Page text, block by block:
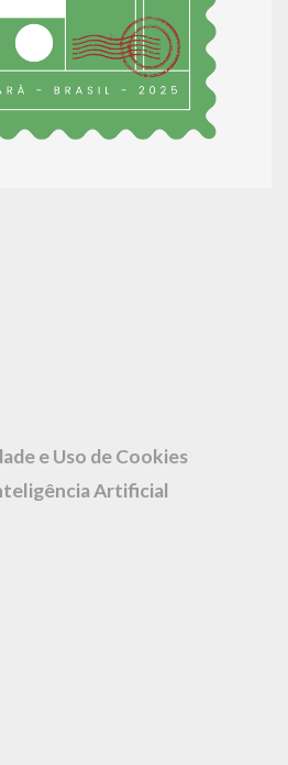
e Uso de Cookies
Artificial